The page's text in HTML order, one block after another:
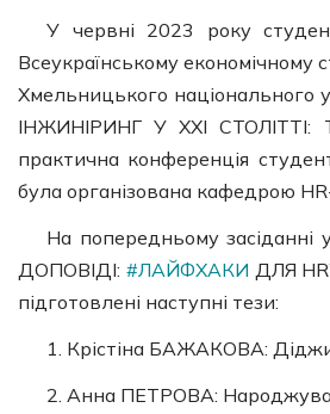
У червні 2023 року
Всеукраїнському економічному
Хмельницького національного
ІНЖИНІРИНГ У ХХІ
практична конференція
була організована кафедрою
На попередньому
ДОПОВІДІ: #ЛАЙФХАКИ ДЛЯ
підготовлені наступні тези:
1. Крістіна БАЖАКОВА:
2. Анна ПЕТРОВА: